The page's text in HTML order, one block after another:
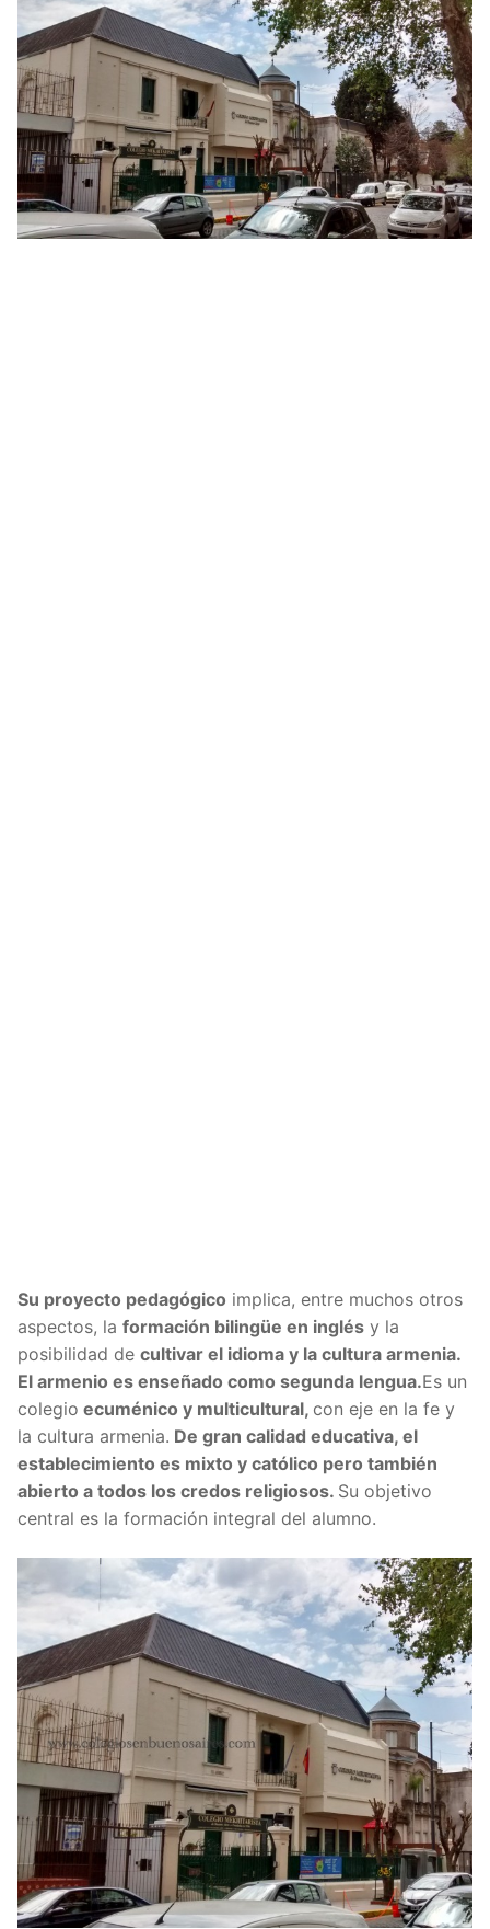
Su proyecto pedagógico implica, entre muchos otros
aspectos, la formación bilingüe en inglés y la
posibilidad de cultivar el idioma y la cultura armenia.
El armenio es enseñado como segunda lengua.Es un
colegio ecuménico y multicultural, con eje en la fe y
la cultura armenia. De gran calidad educativa, el
establecimiento es mixto y católico pero también
abierto a todos los credos religiosos. Su objetivo
central es la formación integral del alumno.